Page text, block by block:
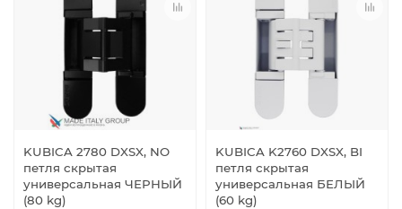
KUBICA 2780 DXSX, NO
петля скрытая
универсальная ЧЕРНЫЙ
(80 kg)
KUBICA K2760 DXSX, BI
петля скрытая
универсальная БЕЛЫЙ
(60 kg)